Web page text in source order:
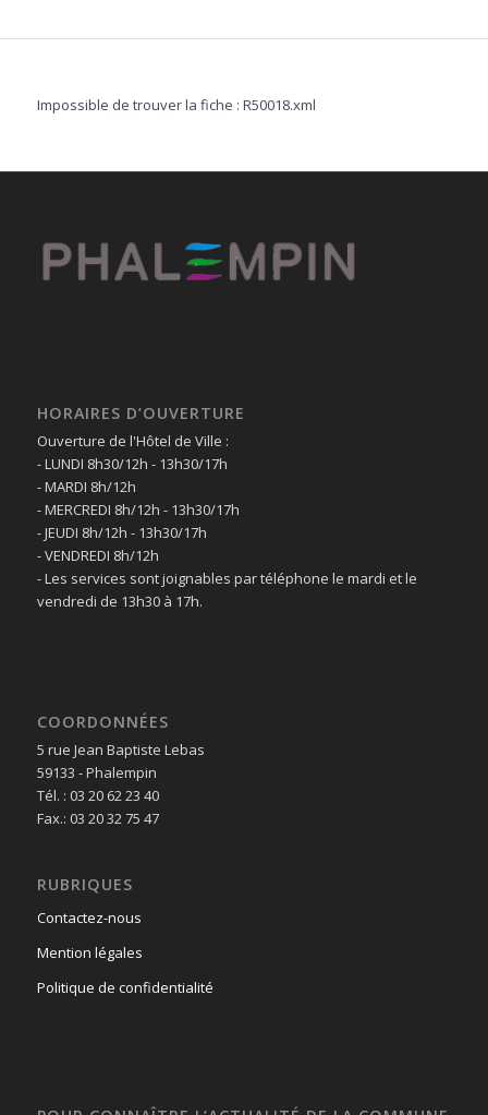
Impossible de trouver la fiche : R50018.xml
HORAIRES D’OUVERTURE
Ouverture de l'Hôtel de Ville :
- LUNDI 8h30/12h - 13h30/17h
- MARDI 8h/12h
- MERCREDI 8h/12h - 13h30/17h
- JEUDI 8h/12h - 13h30/17h
- VENDREDI 8h/12h
- Les services sont joignables par téléphone le mardi et le
vendredi de 13h30 à 17h.
COORDONNÉES
5 rue Jean Baptiste Lebas
59133 - Phalempin
Tél. : 03 20 62 23 40
Fax.: 03 20 32 75 47
RUBRIQUES
Contactez-nous
Mention légales
Politique de confidentialité